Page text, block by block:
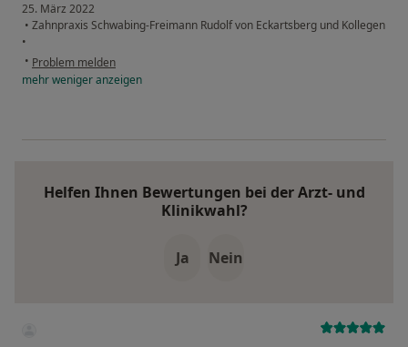
25. März 2022
• Zahnpraxis Schwabing-Freimann Rudolf von Eckartsberg und Kollegen
•
• Problem melden
mehrwenigeranzeigen
Helfen Ihnen Bewertungen bei der Arzt- und
Klinikwahl?
Ja Nein